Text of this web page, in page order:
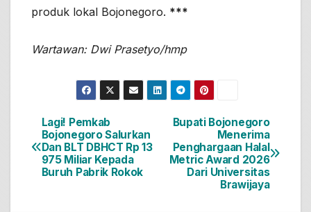
produk lokal Bojonegoro. ***
Wartawan: Dwi Prasetyo/hmp
Navigasi
pos
Bupati Bojonegoro
Menerima
Penghargaan Halal
Metric Award 2026
Dari Universitas
Brawijaya
Lagi! Pemkab
Bojonegoro Salurkan
Dan BLT DBHCT Rp 13
975 Miliar Kepada
Buruh Pabrik Rokok